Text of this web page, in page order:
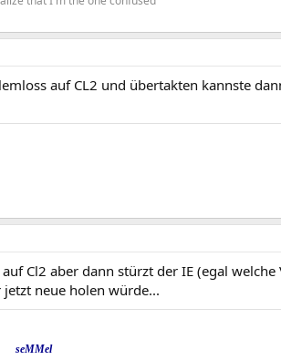
auf CL2 und übertakten kannste
Cl2 aber dann stürzt der IE (egal welche
neue holen würde...
seMMel